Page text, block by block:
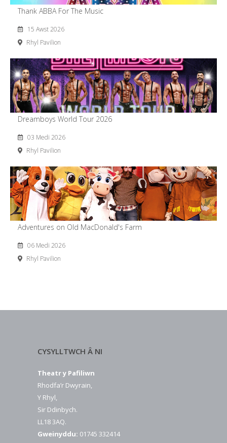
Thank ABBA For The Music
15 Awst 2026
Rhyl Pavilion
Dreamboys World Tour 2026
03 Medi 2026
Rhyl Pavilion
Adventures on Old MacDonald's Farm
06 Medi 2026
Rhyl Pavilion
CYSYLLTWCH Â NI
Theatr y Pafiliwn
Rhodfa’r Dwyrain,
Y Rhyl,
Sir Ddinbych.
LL18 3AQ.
Gweinyddu: 01745 332414